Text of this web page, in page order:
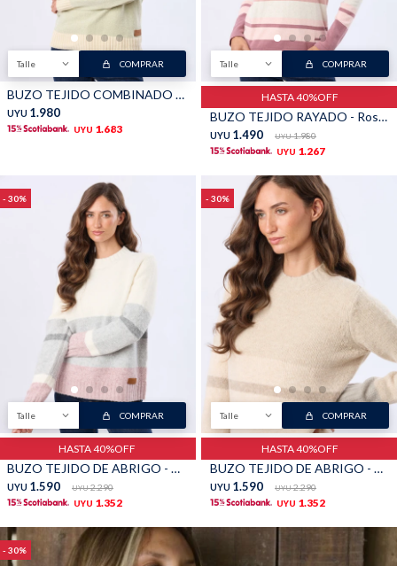
Talle COMPRAR
BUZO TEJIDO COMBINADO - Verde
UYU 1.980
UYU 1.683
Talle COMPRAR
HASTA 40%OFF
BUZO TEJIDO RAYADO - Rosado
UYU 1.490 UYU 1.980
UYU 1.267
30
Talle COMPRAR
HASTA 40%OFF
BUZO TEJIDO DE ABRIGO - Rosa
UYU 1.590 UYU 2.290
UYU 1.352
30
Talle COMPRAR
HASTA 40%OFF
BUZO TEJIDO DE ABRIGO - Verde
UYU 1.590 UYU 2.290
UYU 1.352
30